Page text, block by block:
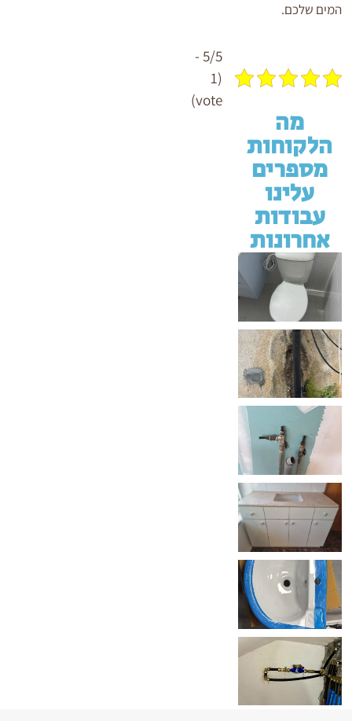
המים שלכם.
5/5 -
(1
vote)
מה
הלקוחות
מספרים
עלינו
עבודות
אחרונות